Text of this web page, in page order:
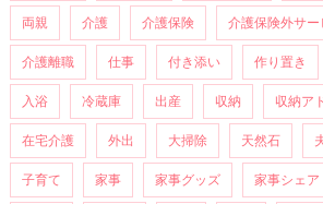
両親 介護 介護保険 介護保険外サー
介護離職 仕事 付き添い 作り置き
入浴 冷蔵庫 出産 収納 収納ア
在宅介護 外出 大掃除 天然石
子育て 家事 家事グッズ 家事シェア